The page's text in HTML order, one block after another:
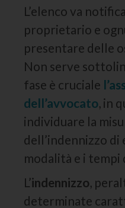
L’elenco va
proprietario e
presentare delle
Non serve
fase è cruciale
dell’avvocato, in
individuare la
dell’indennizzo di
modalità e i
L’indennizzo,
determinate